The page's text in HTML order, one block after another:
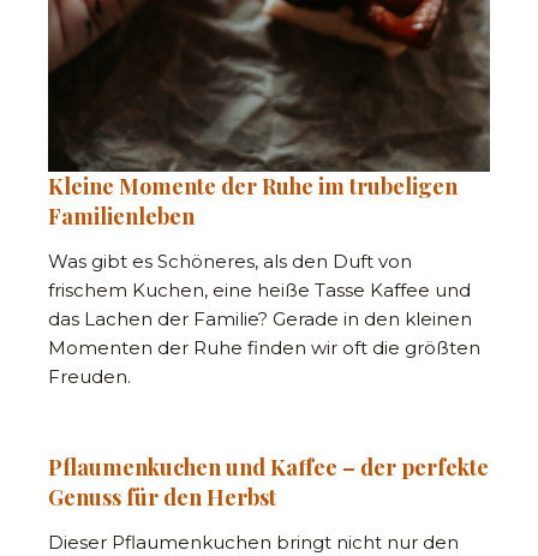
Kleine Momente der Ruhe im trubeligen
Familienleben
Was gibt es Schöneres, als den Duft von
frischem Kuchen, eine heiße Tasse Kaffee und
das Lachen der Familie? Gerade in den kleinen
Momenten der Ruhe finden wir oft die größten
Freuden.
Pflaumenkuchen und Kaffee – der perfekte
Genuss für den Herbst
Dieser Pflaumenkuchen bringt nicht nur den